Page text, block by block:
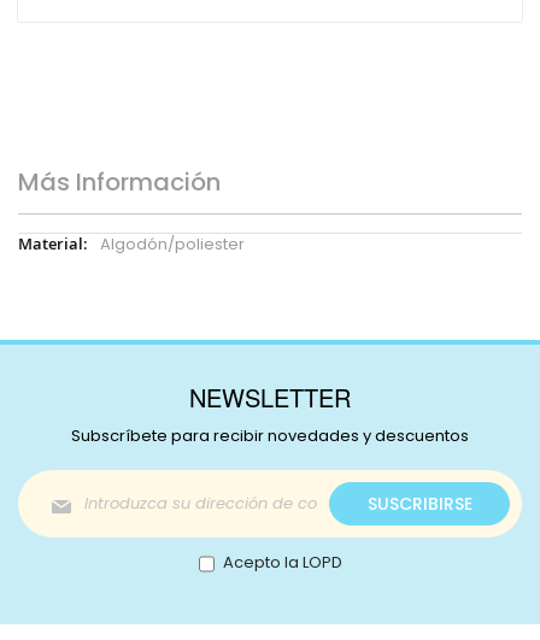
Más Información
Más
Algodón/poliester
NEWSLETTER
Subscríbete para recibir novedades y descuentos
Inscríbase
a
nuestro
boletín
de
SUSCRIBIRSE
Acepto la LOPD